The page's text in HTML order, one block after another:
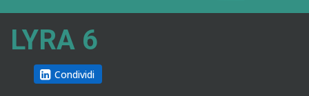
LYRA 6
Condividi